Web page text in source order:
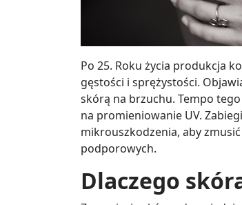
Po 25. Roku życia produkcja
gęstości i sprężystości.
skórą na brzuchu. Tempo
na promieniowanie UV.
mikrouszkodzenia, aby
podporowych.
Dlaczego